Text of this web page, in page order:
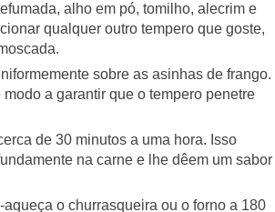
alho em pó, tomilho, alecrim e
qualquer outro tempero que goste,
sobre as asinhas de frango.
a garantir que o tempero penetre
de 30 minutos a uma hora. Isso
na carne e lhe dêem um sabor
o churrasqueira ou o forno a 180